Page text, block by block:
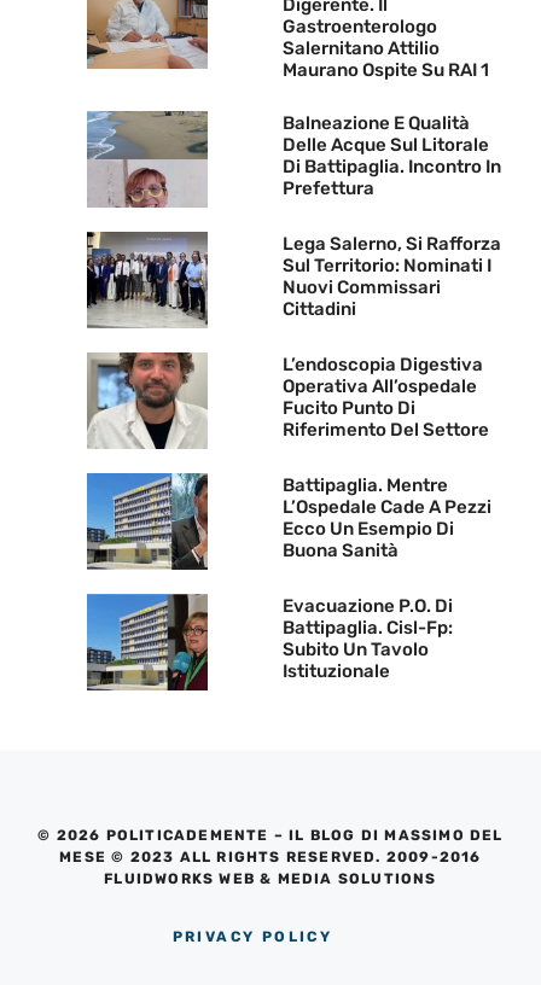
Digerente. Il
Gastroenterologo
Salernitano Attilio
Maurano Ospite Su RAI 1
Balneazione E Qualità
Delle Acque Sul Litorale
Di Battipaglia. Incontro In
Prefettura
Lega Salerno, Si Rafforza
Sul Territorio: Nominati I
Nuovi Commissari
Cittadini
L’endoscopia Digestiva
Operativa All’ospedale
Fucito Punto Di
Riferimento Del Settore
Battipaglia. Mentre
L’Ospedale Cade A Pezzi
Ecco Un Esempio Di
Buona Sanità
Evacuazione P.O. Di
Battipaglia. Cisl-Fp:
Subito Un Tavolo
Istituzionale
© 2026 POLITICADEMENTE – IL BLOG DI MASSIMO DEL
MESE © 2023 ALL RIGHTS RESERVED. 2009-2016
FLUIDWORKS WEB & MEDIA SOLUTIONS
PRIVACY POLICY